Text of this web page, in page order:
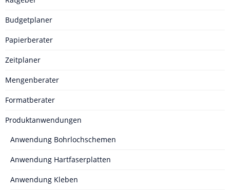
Budgetplaner
Papierberater
Zeitplaner
Mengenberater
Formatberater
Produktanwendungen
Anwendung Bohrlochschemen
Anwendung Hartfaserplatten
Anwendung Kleben